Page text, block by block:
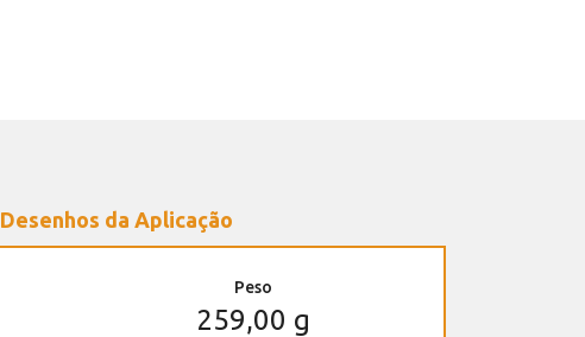
Desenhos da Aplicação
Peso
259,00 g